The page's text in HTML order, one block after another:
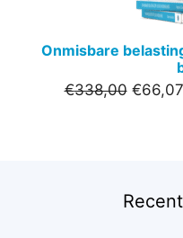
Onmisbare
€338,00 €66,07